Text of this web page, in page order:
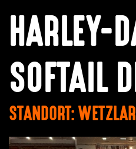
HARLEY-
SOFTAIL
STANDORT: WETZLAR